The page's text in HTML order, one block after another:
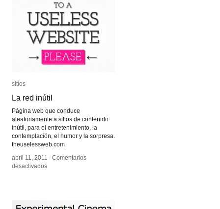
sitios
La red inútil
Página web que conduce
aleatoriamente a sitios de contenido
inútil, para el entretenimiento, la
contemplación, el humor y la sorpresa.
theuselessweb.com
abril 11, 2011 / Comentarios
desactivadosen
sitios
La red inútil
abril 11, 2011 / Comentarios
desactivadosen